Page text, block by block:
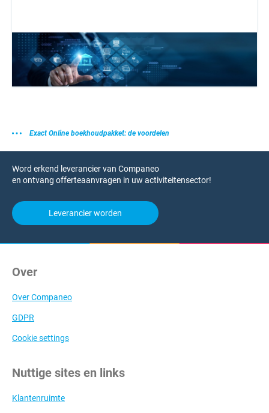
Exact Online boekhoudpakket: de voordelen
Word erkend leverancier van Companeo
en ontvang offerteaanvragen in uw activiteitensector!
Leverancier worden
Over
Over Companeo
GDPR
Cookie settings
Nuttige sites en links
Klantenruimte